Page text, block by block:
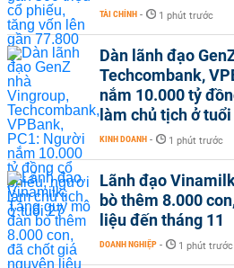
TÀI CHÍNH - 1 phút trước
Dàn lãnh đạo
Techcombank,
nắm 10.000 tỷ
làm chủ tịch ở
KINH DOANH - 1 phút trước
Lãnh đạo
bò thêm 8.000
liệu đến tháng 11
DOANH NGHIỆP - 1 phút trước